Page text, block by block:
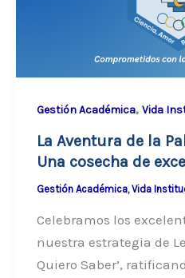
Gestión Académica, Vida
La Aventura de la
Una cosecha de
Gestión Académica, Vida
Celebramos los
nuestra estrategia de
Quiero Saber’,